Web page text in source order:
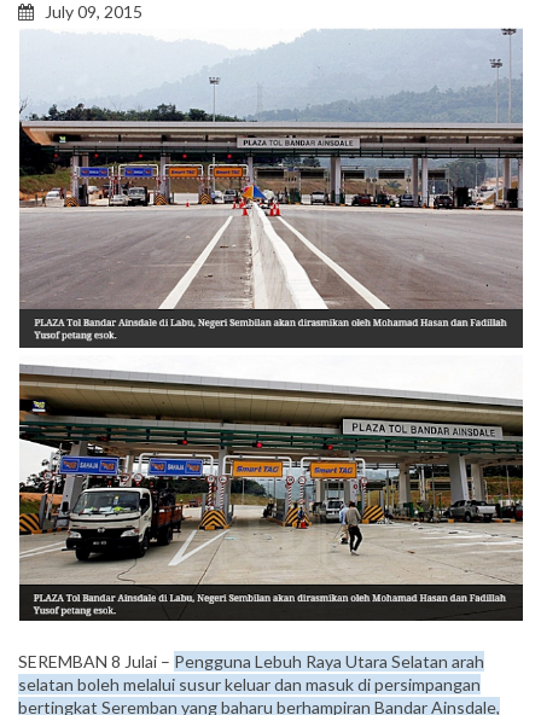
July 09, 2015
SEREMBAN 8 Julai – Pengguna Lebuh Raya Utara Selatan arah
selatan boleh melalui susur keluar dan masuk di persimpangan
bertingkat Seremban yang baharu berhampiran Bandar Ainsdale,